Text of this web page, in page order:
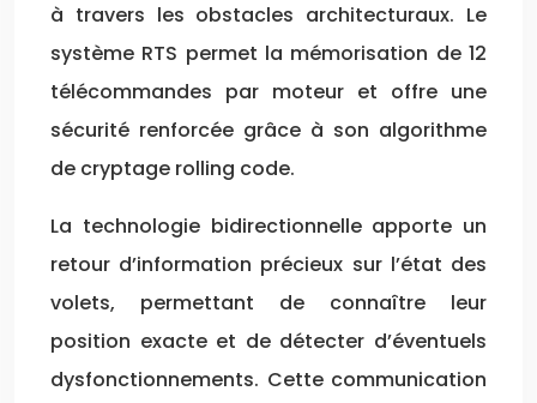
à travers les obstacles architecturaux. Le
système RTS permet la mémorisation de 12
télécommandes par moteur et offre une
sécurité renforcée grâce à son algorithme
de cryptage rolling code.
La technologie bidirectionnelle apporte un
retour d’information précieux sur l’état des
volets, permettant de connaître leur
position exacte et de détecter d’éventuels
dysfonctionnements. Cette communication